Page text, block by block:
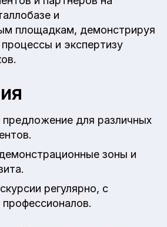
и
площадкам, демонстрируя
процессы и экспертизу
предложение для различных
зоны и
регулярно, с